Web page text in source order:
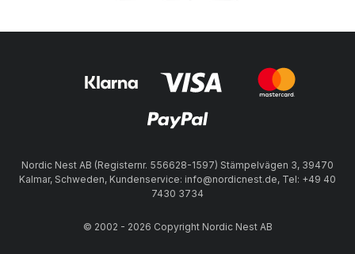
Nordic Nest AB (Registernr. 556628-1597) Stämpelvägen 3, 39470
Kalmar, Schweden, Kundenservice: info@nordicnest.de, Tel: +49 40
7430 3734
© 2002 - 2026 Copyright Nordic Nest AB